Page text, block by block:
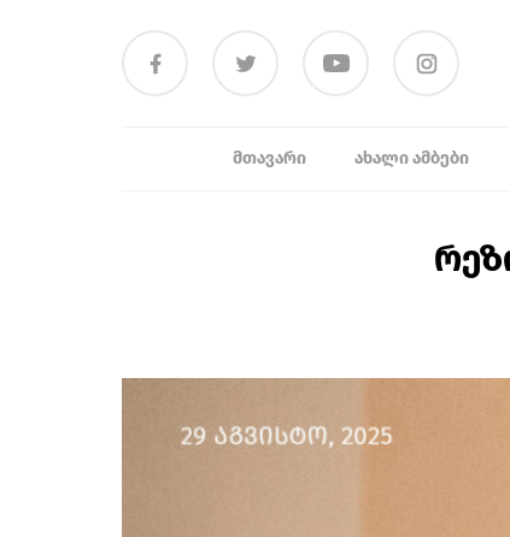
ᲛᲗᲐᲕᲐᲠᲘ ᲐᲮᲐᲚᲘ ᲐᲛᲑᲔᲑᲘ